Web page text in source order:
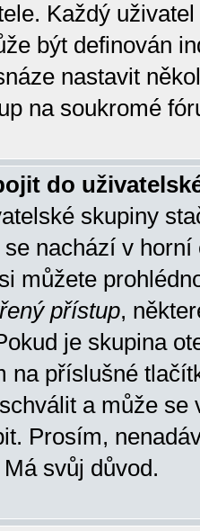
Každý
být definován
nastavit
na soukromé
do
skupiny
nachází v horní
můžete
přístup,
je skupina
na příslušné
a může se
Prosím,
svůj důvod.